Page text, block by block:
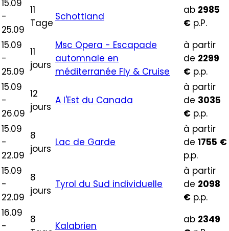
15.09
-
25.09
11
Tage
Schottland
ab 2985
€ p.P.
15.09
-
25.09
11
jours
Msc Opera - Escapade
automnale en
méditerranée Fly & Cruise
à partir
de 2299
€ p.p.
15.09
-
26.09
12
jours
A l'Est du Canada
à partir
de 3035
€ p.p.
15.09
-
22.09
8
jours
Lac de Garde
à partir
de 1755 €
p.p.
15.09
-
22.09
8
jours
Tyrol du Sud individuelle
à partir
de 2098
€ p.p.
16.09
-
8
Kalabrien
ab 2349